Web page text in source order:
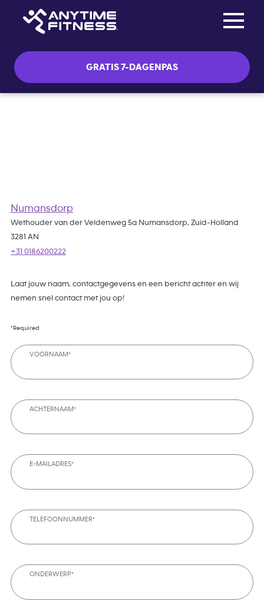
GRATIS 7-DAGENPAS
Numansdorp
Wethouder van der Veldenweg 5a Numansdorp, Zuid-Holland
3281 AN
+31 0186200222
Laat jouw naam, contactgegevens en een bericht achter en wij
nemen snel contact met jou op!
*Required
VOORNAAM*
ACHTERNAAM*
E-MAILADRES*
TELEFOONNUMMER*
ONDERWERP*